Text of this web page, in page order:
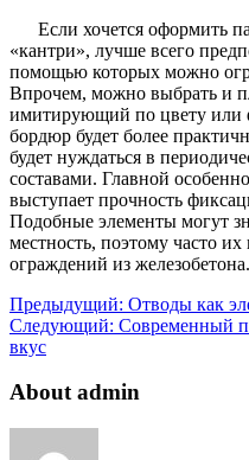
Если хочется оформить
«кантри», лучше всего
помощью которых можно
Впрочем, можно выбрать и
имитирующий по цвету или
бордюр будет более
будет нуждаться в
составами. Главной
выступает прочность
Подобные элементы могут
местность, поэтому часто
ограждений из железобетона.
Предыдущий: Отводы как
Следующий: Современный
вкус
About admin